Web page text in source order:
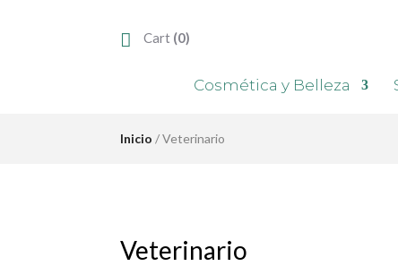
Cart (0)
Cosmética y Belleza
Inicio / Veterinario
Veterinario